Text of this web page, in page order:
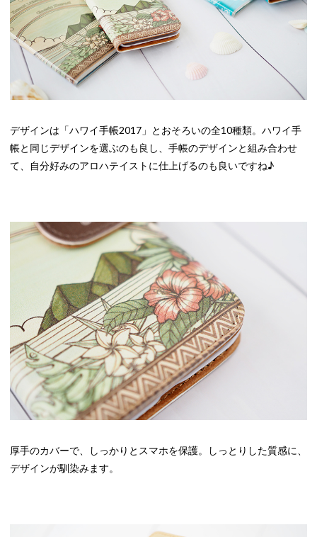
デザインは「ハワイ手帳2017」とおそろいの全10種類。ハワイ手
帳と同じデザインを選ぶのも良し、手帳のデザインと組み合わせ
て、自分好みのアロハテイストに仕上げるのも良いですね♪
厚手のカバーで、しっかりとスマホを保護。しっとりした質感に、
デザインが馴染みます。